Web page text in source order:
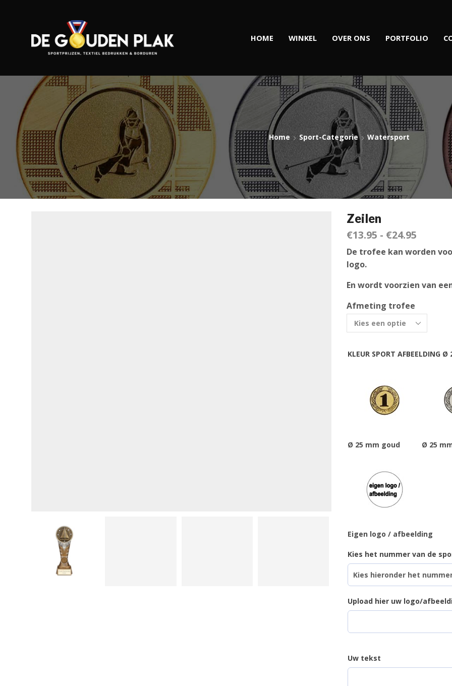
HOME WINKEL OVER ONS PORTFOLIO
Home Sport-Categorie Watersport
Zeilen
€13.95 - €24.95
De trofee kan worden
logo.
En wordt voorzien van
Afmeting trofee
KLEUR SPORT AFBEELDING
Ø 25 mm goud Ø 25
Eigen logo / afbeelding
Kies het nummer van de
Upload hier uw logo/
Uw tekst